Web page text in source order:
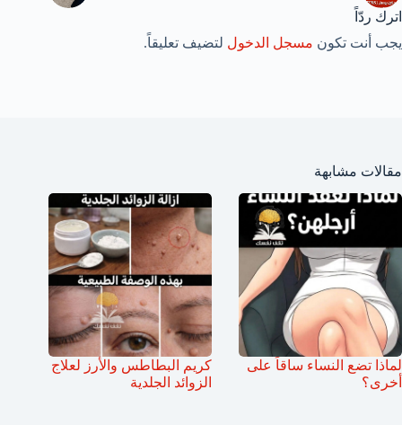
اترك ردّاً
يجب أنت تكون مسجل الدخول لتضيف تعليقاً.
مقالات مشابهة
لماذا تضع النساء ساقاً على
أخرى؟
كريم البطاطس والأرز لعلاج
الزوائد الجلدية